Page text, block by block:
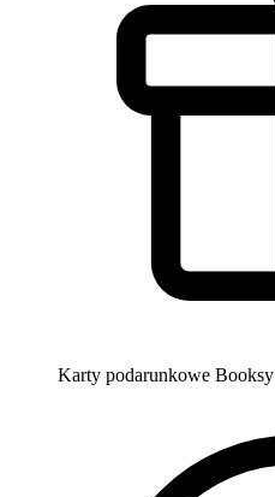
Karty podarunkowe Booksy